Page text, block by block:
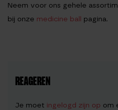
Neem voor ons gehele
bij onze medicine ball pagina.
REAGEREN
Je moet ingelogd zijn op om